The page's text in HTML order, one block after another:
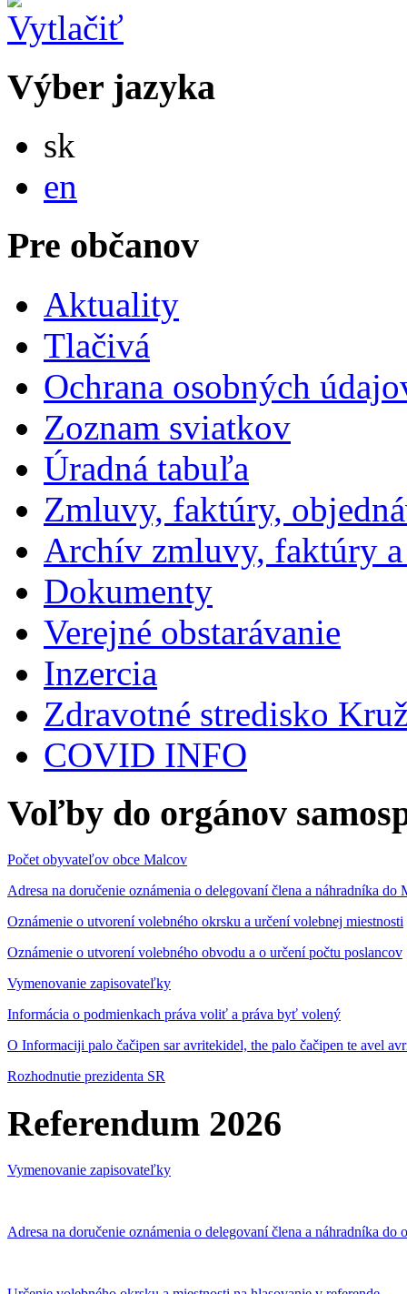
Výber jazyka
sk
en
Pre občanov
Aktuality
Tlačivá
Ochrana osobných
Zoznam sviatkov
Úradná tabuľa
Zmluvy, faktúry,
Archív zmluvy, faktúry
Dokumenty
Verejné obstarávanie
Inzercia
Zdravotné stredisko
COVID INFO
Voľby do orgánov
Počet obyvateľov obce Malcov
Adresa na doručenie oznámenia o delegovaní člena a náhradníka
Oznámenie o utvorení volebného okrsku a určení volebnej miestnosti
Oznámenie o utvorení volebného obvodu a o určení počtu poslancov
Vymenovanie zapisovateľky
Informácia o podmienkach práva voliť a práva byť volený
O Informaciji palo čačipen sar avritekidel, the palo čačipen te avel
Rozhodnutie prezidenta SR
Referendum 2026
Vymenovanie zapisovateľky
Adresa na doručenie oznámenia o delegovaní člena a náhradníka